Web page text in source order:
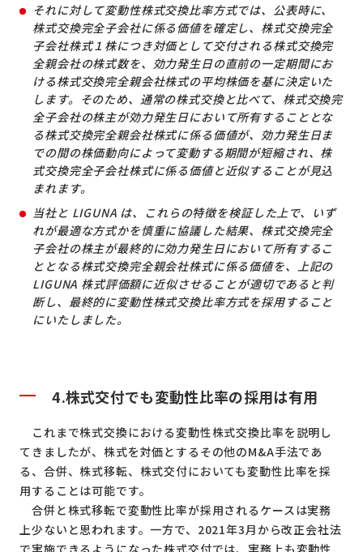
それに対して変動性株式交換比率方式では、公表時に、
株式交換完全子会社に係る価値を確定し、株式交換完全
子会社株式１株につき対価として交付される株式交換完
全親会社の株式数を、効力発生日の直前の一定期間にお
ける株式交換完全親会社株式の平均株価を基に決定いた
します。そのため、通常の株式交換と比べて、株式交換完
全子会社の株主が効力発生日において所有することとな
る株式交換完全親会社株式に係る価値が、効力発生日ま
での間の株価動向によって変動する期間が短縮され、株
式交換完全子会社株式に係る価値と近似することが見込
まれます。
当社と LIGUNA は、これらの特徴を検証した上で、いず
れが最適な方式かを慎重に協議した結果、株式交換完全
子会社の株主が最終的に効力発生日において所有するこ
ととなる株式交換完全親会社株式に係る価値を、上記の
LIGUNA 株式評価額に近似させることが適切であると判
断し、最終的に変動性株式交換比率方式を採用すること
にいたしました。
4.株式交付でも変動性比率の採用は有用
これまで株式交換における変動性株式交換比率を説明し
てきましたが、株式を対価とするその他のM&A手法であ
る、合併、株式移転、株式交付においても変動性比率を採
用することは可能です。
合併と株式移転で変動性比率が採用されるケースは実務
上少ないと思われます。一方で、2021年3月から改正会社法
で実施できるようになった株式交付では、実務上も変動性